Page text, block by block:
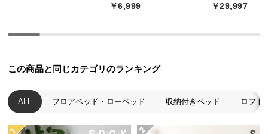
開
置
ー
ビ
ス
￥6,999 ￥29,997
この商品と同じカテゴリのランキング
ALL フロアベッド・ローベッド 収納付きベッド ロフト